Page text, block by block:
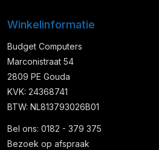
Winkelinformatie
Budget Computers
Marconistraat 54
2809 PE Gouda
KVK: 24368741
BTW: NL813793026B01
Bel ons: 0182 - 379 375
Bezoek op afspraak